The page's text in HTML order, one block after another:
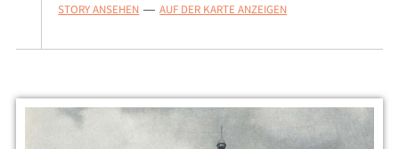
STORY ANSEHEN — AUF DER KARTE ANZEIGEN